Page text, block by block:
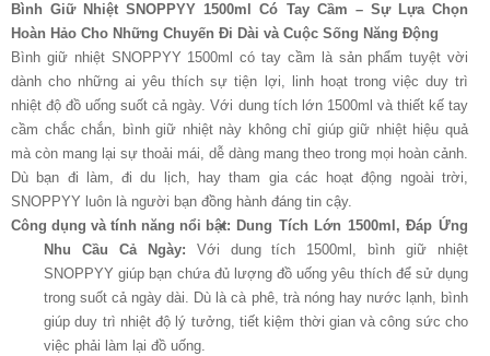
Bình Giữ Nhiệt SNOPPYY 1500ml Có Tay Cầm – Sự Lựa Chọn
Hoàn Hảo Cho Những Chuyến Đi Dài và Cuộc Sống Năng Động
Bình giữ nhiệt SNOPPYY 1500ml có tay cầm là sản phẩm tuyệt vời
dành cho những ai yêu thích sự tiện lợi, linh hoạt trong việc duy trì
nhiệt độ đồ uống suốt cả ngày. Với dung tích lớn 1500ml và thiết kế tay
cầm chắc chắn, bình giữ nhiệt này không chỉ giúp giữ nhiệt hiệu quả
mà còn mang lại sự thoải mái, dễ dàng mang theo trong mọi hoàn cảnh.
Dù bạn đi làm, đi du lịch, hay tham gia các hoạt động ngoài trời,
SNOPPYY luôn là người bạn đồng hành đáng tin cậy.
Công dụng và tính năng nổi bật: Dung Tích Lớn 1500ml, Đáp Ứng
Nhu Cầu Cả Ngày: Với dung tích 1500ml, bình giữ nhiệt
SNOPPYY giúp bạn chứa đủ lượng đồ uống yêu thích để sử dụng
trong suốt cả ngày dài. Dù là cà phê, trà nóng hay nước lạnh, bình
giúp duy trì nhiệt độ lý tưởng, tiết kiệm thời gian và công sức cho
việc phải làm lại đồ uống.